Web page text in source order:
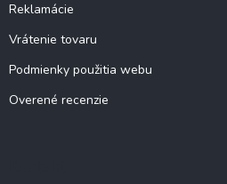
Reklamácie
Vrátenie tovaru
Podmienky použitia webu
Overené recenzie